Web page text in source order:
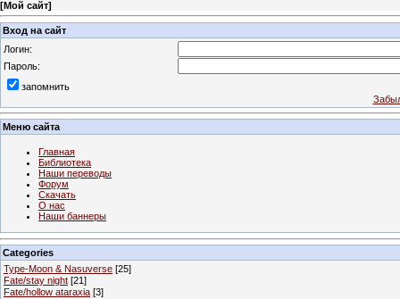
[Мой сайт]
Вход на сайт
Логин:
Пароль:
запомнить
Меню сайта
Главная
Библиотека
Наши переводы
Форум
Скачать
О нас
Наши баннеры
Categories
Type-Moon & Nasuverse [25]
Fate/stay night [21]
Fate/hollow ataraxia [3]